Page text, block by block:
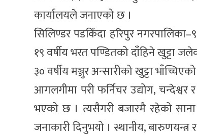
कार्यालयले जनाएको छ ।
सिलिण्डर पडकिँदा हरिपुर
१९ वर्षीय भरत पण्डितको दाँहिने खुट्टा
३० वर्षीय मञ्जुर अन्सारीको खुट्टा
आगलगीमा परी फर्निचर उद्योग,
भएको छ । त्यसैगरी बजारमै रहेको
जनाकारी दिनुभयो । स्थानीय,